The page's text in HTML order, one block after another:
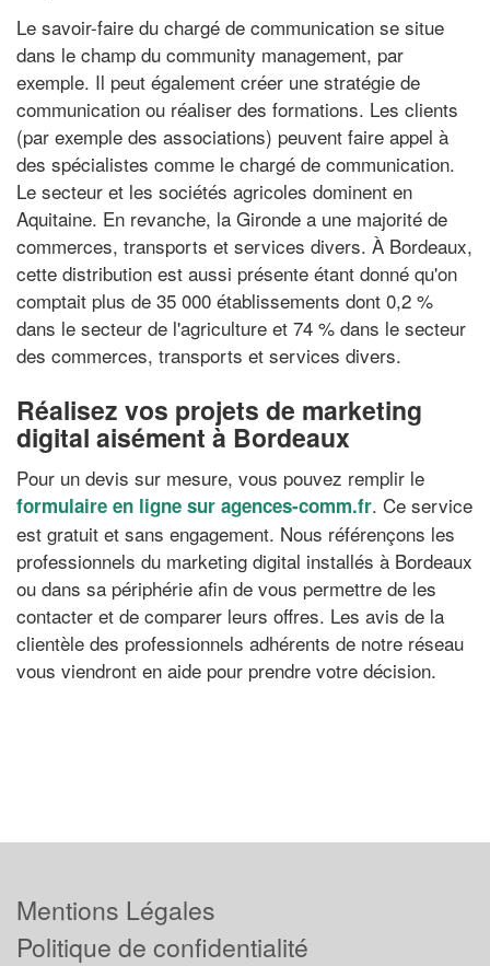
Le savoir-faire du chargé de communication se situe
dans le champ du community management, par
exemple. Il peut également créer une stratégie de
communication ou réaliser des formations. Les clients
(par exemple des associations) peuvent faire appel à
des spécialistes comme le chargé de communication.
Le secteur et les sociétés agricoles dominent en
Aquitaine. En revanche, la Gironde a une majorité de
commerces, transports et services divers. À Bordeaux,
cette distribution est aussi présente étant donné qu'on
comptait plus de 35 000 établissements dont 0,2 %
dans le secteur de l'agriculture et 74 % dans le secteur
des commerces, transports et services divers.
Réalisez vos projets de marketing
digital aisément à Bordeaux
Pour un devis sur mesure, vous pouvez remplir le
formulaire en ligne sur agences-comm.fr. Ce service
est gratuit et sans engagement. Nous référençons les
professionnels du marketing digital installés à Bordeaux
ou dans sa périphérie afin de vous permettre de les
contacter et de comparer leurs offres. Les avis de la
clientèle des professionnels adhérents de notre réseau
vous viendront en aide pour prendre votre décision.
Mentions Légales
Politique de confidentialité